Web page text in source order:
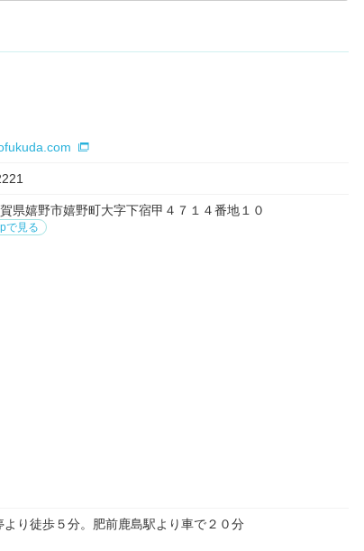
県嬉野市嬉野町大字下宿甲４７１４番地１０
で見る
より徒歩５分。肥前鹿島駅より車で２０分